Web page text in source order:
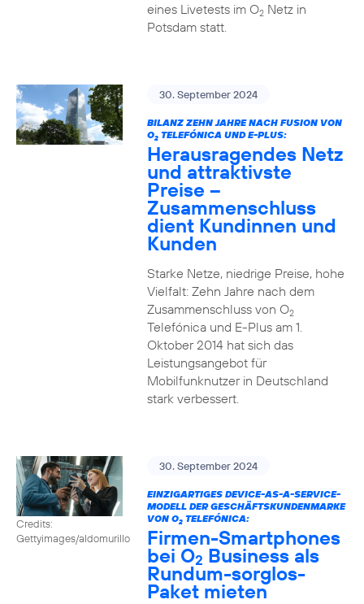
eines Livetests im O2Netz in
Potsdam statt.
30. September 2024
BILANZ ZEHN JAHRE NACH FUSION VON
O2TELEFÓNICA UND E-PLUS:
Herausragendes Netz
und attraktivste
Preise –
Zusammenschluss
dient Kundinnen und
Kunden
Starke Netze, niedrige Preise, hohe
Vielfalt: Zehn Jahre nach dem
Zusammenschluss von O2
Telefónica und E-Plus am 1.
Oktober 2014 hat sich das
Leistungsangebot für
Mobilfunknutzer in Deutschland
stark verbessert.
Credits:
Gettyimages/aldomurillo
30. September 2024
EINZIGARTIGES DEVICE-AS-A-SERVICE-
MODELL DER GESCHÄFTSKUNDENMARKE
VON O2TELEFÓNICA:
Firmen-Smartphones
bei O2 Business als
Rundum-sorglos-
Paket mieten